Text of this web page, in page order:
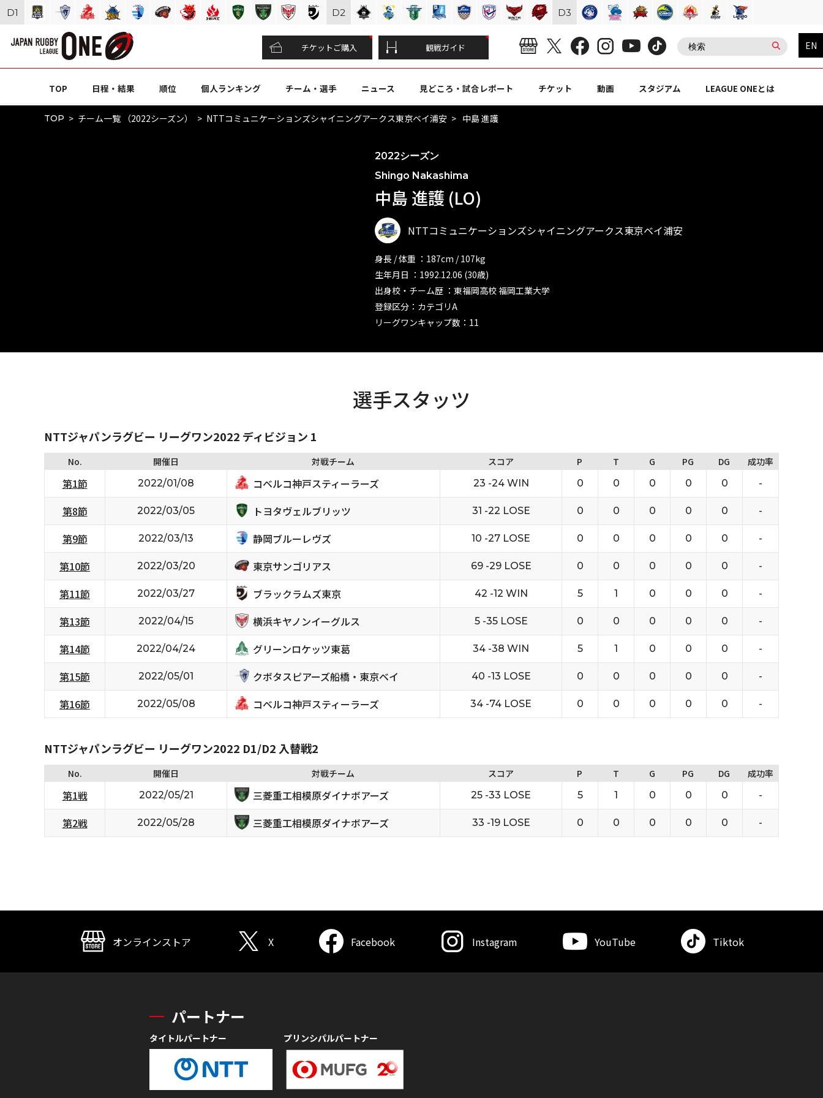
チケットご購入 観戦ガイド EN
TOP 日程・結果 順位 個人ランキング チーム・選手 ニュース 見どころ・試合レポート チケット 動画 スタジアム LEAGUE ONEとは
TOP チーム一覧 （2022シーズン） NTTコミュニケーションズシャイニングアークス東京ベイ浦安 中島 進護
2022シーズン
Shingo Nakashima
中島 進護 (LO)
NTTコミュニケーションズシャイニングアークス東京ベイ浦安
身長 / 体重 ：187cm / 107kg
生年月日 ：1992.12.06 (30歳)
出身校・チーム歴 ：東福岡高校 福岡工業大学
登録区分：カテゴリA
リーグワンキャップ数：11
選手スタッツ
NTTジャパンラグビー リーグワン2022 ディビジョン 1
No. 開催日 対戦チーム スコア P T G PG DG 成功率
第1節 2022/01/08 コベルコ神戸スティーラーズ 23 -24 WIN 0 0 0 0 0 -
第8節 2022/03/05 トヨタヴェルブリッツ 31 -22 LOSE 0 0 0 0 0 -
第9節 2022/03/13 静岡ブルーレヴズ 10 -27 LOSE 0 0 0 0 0 -
第10節 2022/03/20 東京サンゴリアス 69 -29 LOSE 0 0 0 0 0 -
第11節 2022/03/27 ブラックラムズ東京 42 -12 WIN 5 1 0 0 0 -
第13節 2022/04/15 横浜キヤノンイーグルス 5 -35 LOSE 0 0 0 0 0 -
第14節 2022/04/24 グリーンロケッツ東葛 34 -38 WIN 5 1 0 0 0 -
第15節 2022/05/01 クボタスピアーズ船橋・東京ベイ 40 -13 LOSE 0 0 0 0 0 -
第16節 2022/05/08 コベルコ神戸スティーラーズ 34 -74 LOSE 0 0 0 0 0 -
NTTジャパンラグビー リーグワン2022 D1/D2 入替戦2
No. 開催日 対戦チーム スコア P T G PG DG 成功率
第1戦 2022/05/21 三菱重工相模原ダイナボアーズ 25 -33 LOSE 5 1 0 0 0 -
第2戦 2022/05/28 三菱重工相模原ダイナボアーズ 33 -19 LOSE 0 0 0 0 0 -
D1 D2 D3
オンラインストア X Facebook Instagram YouTube Tiktok
パートナー
タイトルパートナー プリンシパルパートナー